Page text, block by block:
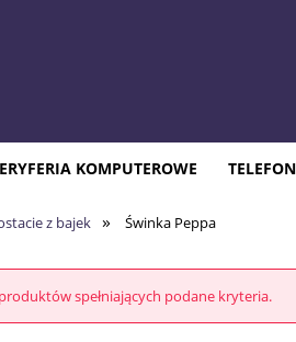
KOMPUTEROWE
z bajek » Świnka Peppa
spełniających podane kryteria.